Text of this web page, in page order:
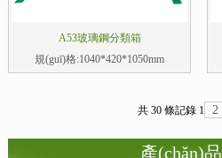
產(chǎn)
A53玻璃鋼分類箱
規(guī)格:1040*420*1050mm
共 30 條記錄 1 2